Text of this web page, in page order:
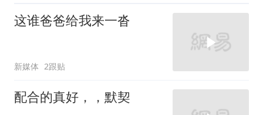
这谁爸爸给我来一沓
新媒体 2跟贴
配合的真好，，默契